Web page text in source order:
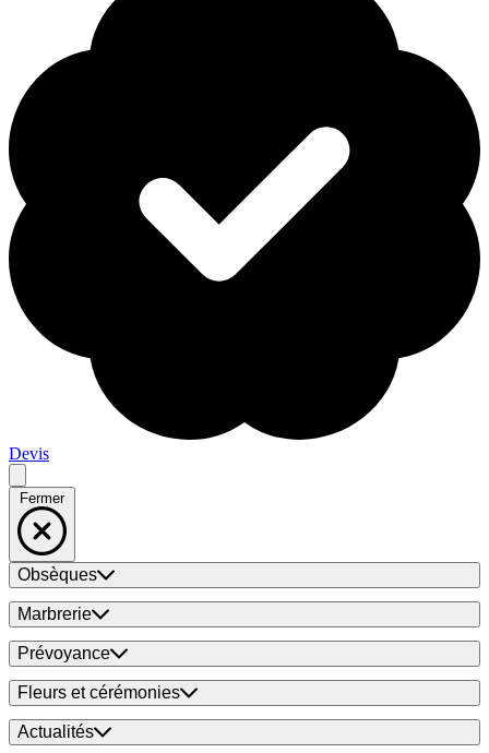
Devis
Fermer
Obsèques
Marbrerie
Prévoyance
Fleurs et cérémonies
Actualités